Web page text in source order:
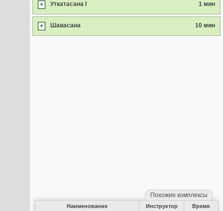
+ Уткатасана I 1 мин
+ Шавасана 10 мин
Похожие комплексы
Наименование Инструктор Время